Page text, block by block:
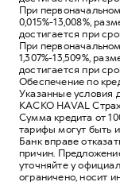
При
0,015%-13,008%,
достигается при
При
1,307%-13,509%,
достигается при
Обеспечение по
Указанные условия
КАСКО HAVAL
Сумма кредита от
тарифы могут быть
Банк вправе
причин.
уточняйте у
ограничено, носит